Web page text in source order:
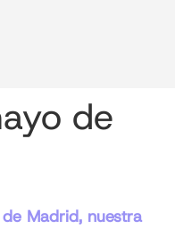
de
Madrid, nuestra